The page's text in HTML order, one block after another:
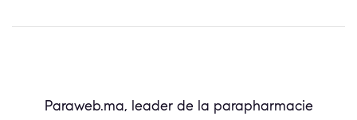
Paraweb.ma, leader de la parapharmacie